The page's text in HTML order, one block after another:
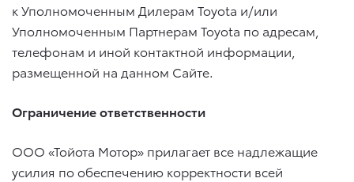
к Уполномоченным Дилерам Toyota и/или
Уполномоченным Партнерам Toyota по адресам,
телефонам и иной контактной информации,
размещенной на данном Сайте.
Ограничение ответственности
ООО «Тойота Мотор» прилагает все надлежащие
усилия по обеспечению корректности всей